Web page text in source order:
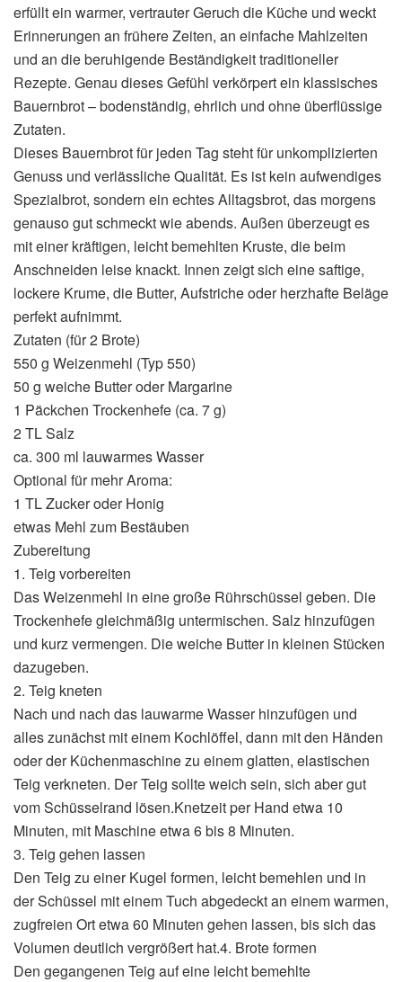
erfüllt ein warmer, vertrauter Geruch die Küche und weckt
Erinnerungen an frühere Zeiten, an einfache Mahlzeiten
und an die beruhigende Beständigkeit traditioneller
Rezepte. Genau dieses Gefühl verkörpert ein klassisches
Bauernbrot – bodenständig, ehrlich und ohne überflüssige
Zutaten.
Dieses Bauernbrot für jeden Tag steht für unkomplizierten
Genuss und verlässliche Qualität. Es ist kein aufwendiges
Spezialbrot, sondern ein echtes Alltagsbrot, das morgens
genauso gut schmeckt wie abends. Außen überzeugt es
mit einer kräftigen, leicht bemehlten Kruste, die beim
Anschneiden leise knackt. Innen zeigt sich eine saftige,
lockere Krume, die Butter, Aufstriche oder herzhafte Beläge
perfekt aufnimmt.
Zutaten (für 2 Brote)
550 g Weizenmehl (Typ 550)
50 g weiche Butter oder Margarine
1 Päckchen Trockenhefe (ca. 7 g)
2 TL Salz
ca. 300 ml lauwarmes Wasser
Optional für mehr Aroma:
1 TL Zucker oder Honig
etwas Mehl zum Bestäuben
Zubereitung
1. Teig vorbereiten
Das Weizenmehl in eine große Rührschüssel geben. Die
Trockenhefe gleichmäßig untermischen. Salz hinzufügen
und kurz vermengen. Die weiche Butter in kleinen Stücken
dazugeben.
2. Teig kneten
Nach und nach das lauwarme Wasser hinzufügen und
alles zunächst mit einem Kochlöffel, dann mit den Händen
oder der Küchenmaschine zu einem glatten, elastischen
Teig verkneten. Der Teig sollte weich sein, sich aber gut
vom Schüsselrand lösen.Knetzeit per Hand etwa 10
Minuten, mit Maschine etwa 6 bis 8 Minuten.
3. Teig gehen lassen
Den Teig zu einer Kugel formen, leicht bemehlen und in
der Schüssel mit einem Tuch abgedeckt an einem warmen,
zugfreien Ort etwa 60 Minuten gehen lassen, bis sich das
Volumen deutlich vergrößert hat.4. Brote formen
Den gegangenen Teig auf eine leicht bemehlte